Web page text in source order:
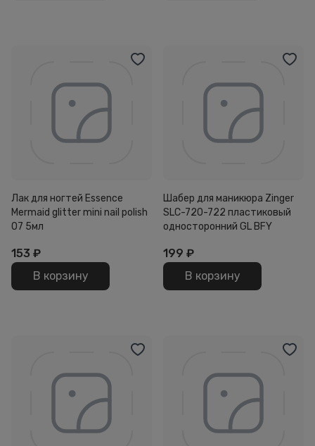
Лак для ногтей Essence
Mermaid glitter mini nail polish
07 5мл
153 ₽
В корзину
Шабер для маникюра Zinger
SLC-720-722 пластиковый
односторонний GL BFY
199 ₽
В корзину